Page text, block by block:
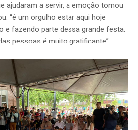
ajudaram a servir, a emoção tomou
“é um orgulho estar aqui hoje
e fazendo parte dessa grande festa.
pessoas é muito gratificante”.